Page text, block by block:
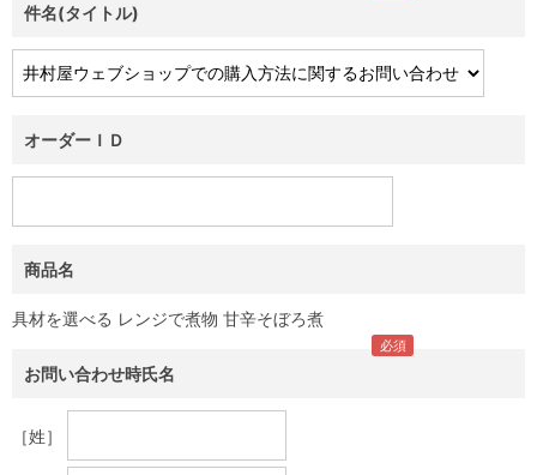
件名(タイトル)
オーダーＩＤ
商品名
具材を選べる レンジで煮物 甘辛そぼろ煮
お問い合わせ時氏名
［姓］